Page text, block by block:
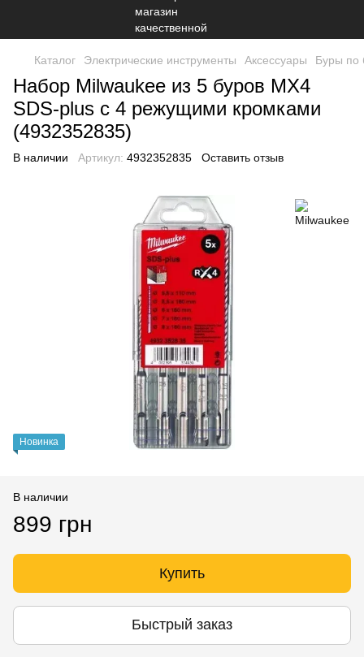
Каталог Электрические инструменты Аксессуары Буры по
Набор Milwaukee из 5 буров MX4
SDS-plus с 4 режущими кромками
(4932352835)
В наличии Артикул: 4932352835 Оставить отзыв
Новинка
В наличии
899 грн
Купить
Быстрый заказ